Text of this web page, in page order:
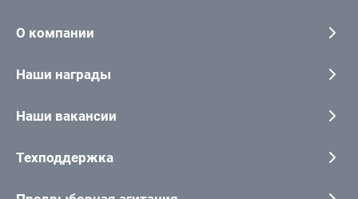
О компании
Наши награды
Наши вакансии
Техподдержка